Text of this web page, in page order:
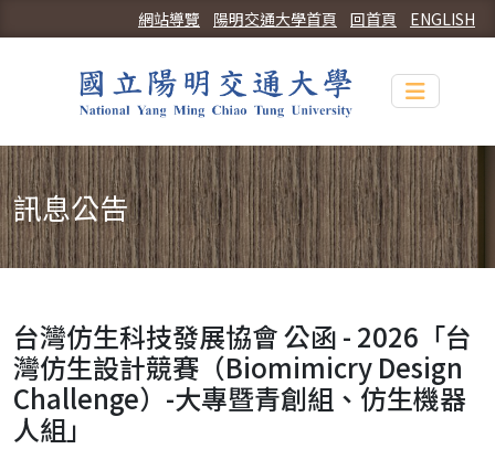
ENGLISH
回首頁
陽明交通大學首頁
網站導覽
Toggle
訊息公告
台灣仿生科技發展協會 公函 - 2026「台
灣仿生設計競賽（Biomimicry Design
Challenge）-大專暨青創組、仿生機器
人組」